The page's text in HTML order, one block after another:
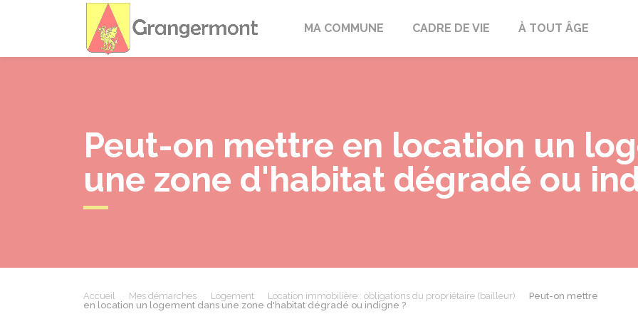
Grangermont
MA COMMUNE CADRE DE VIE À TOUT ÂGE
Peut-on mettre en location un
une zone d'habitat dégradé ou
Accueil Mes démarches Logement Location immobilière : obligations du propriétaire (bailleur)
Peut-on mettre
en location un logement dans une zone d'habitat dégradé ou indigne ?